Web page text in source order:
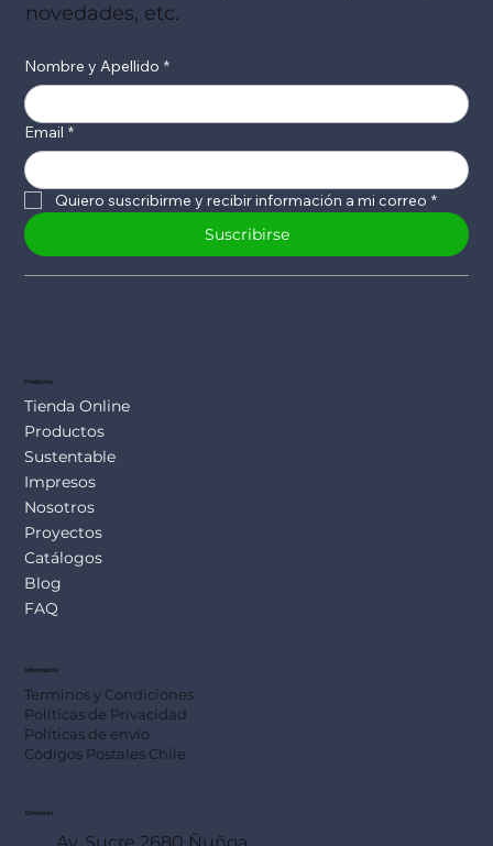
novedades, etc.
Nombre y Apellido *
Email *
Quiero suscribirme y recibir información a mi correo *
Suscribirse
Productos
Tienda Online
Productos
Sustentable
Impresos
Nosotros
Proyectos
Catálogos
Blog
FAQ
Información
Terminos y Condiciones
Políticas de Privacidad
Políticas de envío
Códigos Postales Chile
Dirección